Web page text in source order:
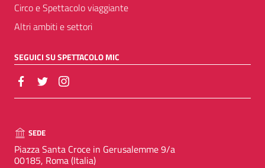
Circo e Spettacolo viaggiante
Altri ambiti e settori
SEGUICI SU SPETTACOLO MIC
SEDE
Piazza Santa Croce in Gerusalemme 9/a
00185, Roma (Italia)